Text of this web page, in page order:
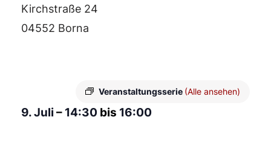
Kirchstraße 24
04552 Borna
Veranstaltungsserie (Alle ansehen)
9. Juli – 14:30 bis 16:00